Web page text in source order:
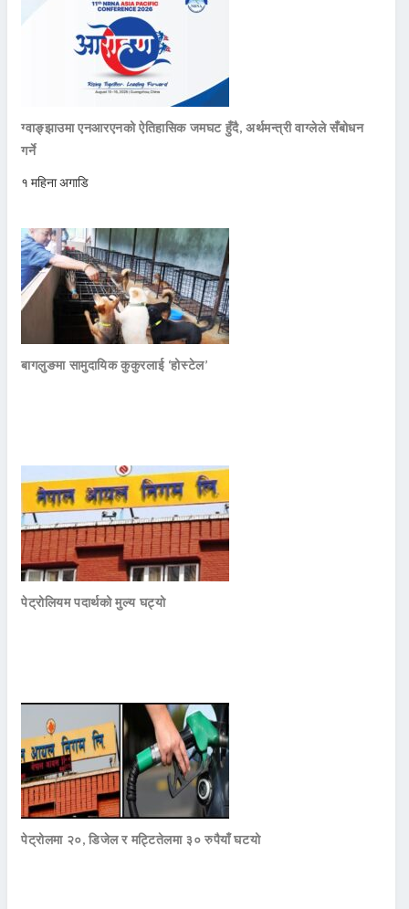
ग्वाङ्झाउमा एनआरएनको ऐतिहासिक जमघट हुँदै, अर्थमन्त्री वाग्लेले सँबोधन
गर्ने
१ महिना अगाडि
बागलुङमा सामुदायिक कुकुरलाई ‘होस्टेल’
पेट्रोलियम पदार्थको मुल्य घट्यो
पेट्रोलमा २०, डिजेल र मट्टितेलमा ३० रुपैयाँ घटयो